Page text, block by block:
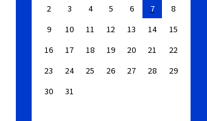
2
3 4 5 6 7
8
9
10 11 12 13 14
15
16
17 18 19 20 21
22
23
24 25 26 27 28
29
30
31